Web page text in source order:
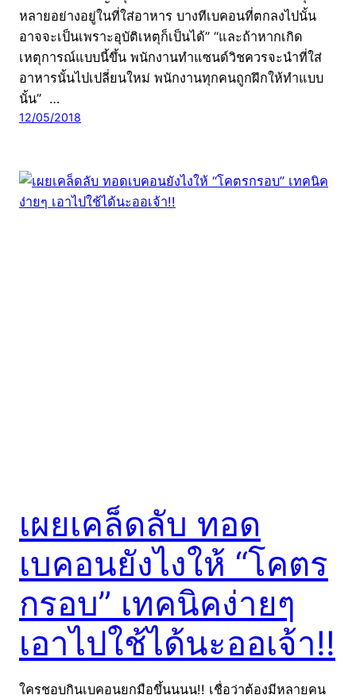
หลายอย่างอยู่ในที่ใส่อาหาร บางทีเบคอนที่ตกลงไปนั้น
อาจจะเป็นเพราะอุบัติเหตุก็เป็นได้” “และถ้าหากเกิด
เหตุการณ์แบบนี้ขึ้น พนักงานทำแซนด์วิชควรจะนำที่ใส่
อาหารนั้นไปเปลี่ยนใหม่ พนักงานทุกคนถูกฝึกให้ทำแบบ
นั้น” …
12/05/2018
เผยเคล็ดลับ ทอด
เบคอนยังไงให้ “โคตร
กรอบ” เทคนิคง่ายๆ
เอาไปใช้ได้นะออเจ้า!!
ใครชอบกินเบคอนยกมือขึ้นนนน!! เชื่อว่าต้องมีหลายคน